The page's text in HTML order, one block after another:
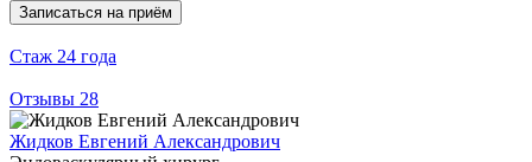
Записаться на приём
Стаж 24 года
Отзывы 28
Жидков Евгений Александрович